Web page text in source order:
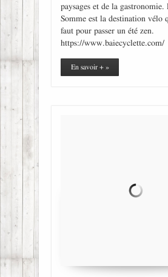
paysages et de la gastronomie.
Somme est la destination vélo
faut pour passer un été zen.
https://www.baiecyclette.com/
En savoir + »